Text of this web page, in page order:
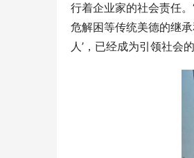
行着企业家的社会责任
危解困等传统美德的继
人’，已经成为引领社会的